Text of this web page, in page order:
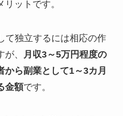
ットです。
て独立するには相応の作
、
月収3～5万円程度の
ら副業として1～3カ月
金額です。